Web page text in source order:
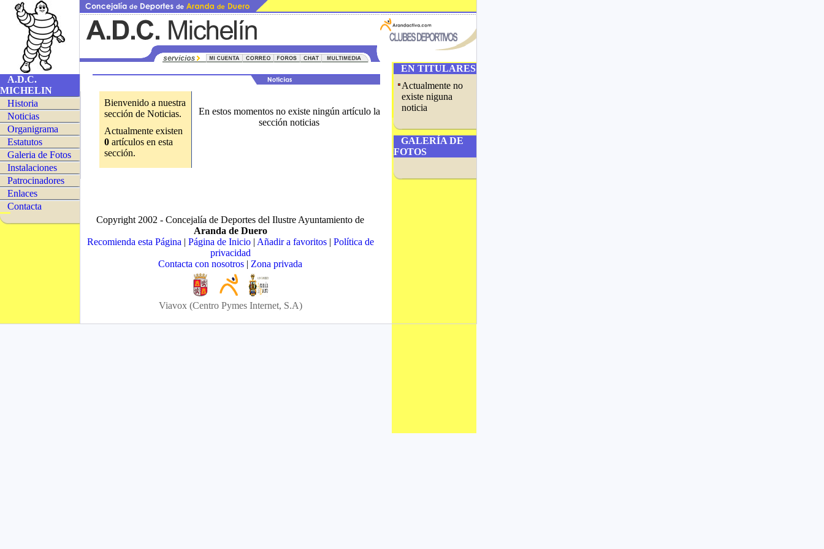
EN TITULARES
A.D.C.
MICHELIN
Historia
Noticias
Organigrama
Estatutos
Galeria de Fotos
Instalaciones
Patrocinadores
Enlaces
Contacta
Bienvenido a nuestra
sección de Noticias.
Actualmente existen
0artículos en esta
sección.
En estos momentos no existe ningún artículo la
sección noticias
Copyright 2002 - Concejalía de Deportes del Ilustre Ayuntamiento de
Aranda de Duero
Recomienda esta Página | Página de Inicio| Añadir a favoritos| Política de
privacidad
Contacta con nosotros | Zona privada
Viavox (Centro Pymes Internet, S.A)
Actualmente no
existe niguna
noticia
GALERÍA DE
FOTOS